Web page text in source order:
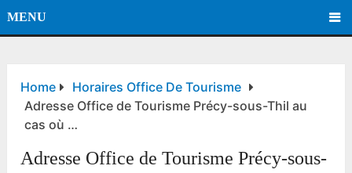
MENU
Home
Horaires Office De Tourisme
Adresse Office de Tourisme Précy-sous-Thil au
cas où …
Adresse Office de Tourisme Précy-sous-